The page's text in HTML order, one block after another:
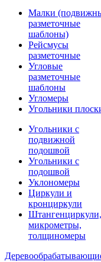
Малки
разметочные
шаблоны)
Рейсмусы
разметочные
Угловые
разметочные
шаблоны
Угломеры
Угольники
Угольники с
подвижной
подошвой
Угольники с
подошвой
Уклономеры
Циркули и
кронциркули
Штангенциркули,
микрометры,
толщиномеры